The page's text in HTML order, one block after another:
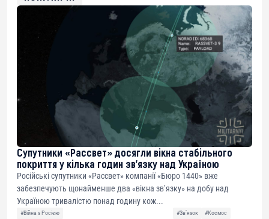
Супутники «Рассвет» досягли вікна стабільного
покриття у кілька годин зв’язку над Україною
Російські супутники «Рассвет» компанії «Бюро 1440» вже
забезпечують щонайменше два «вікна зв’язку» на добу над
Україною тривалістю понад годину кож...
#Війна з Росією #Звʼязок
#Космос